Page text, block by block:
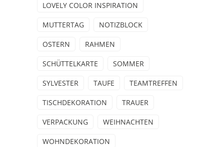
LOVELY COLOR INSPIRATION
MUTTERTAG NOTIZBLOCK
OSTERN RAHMEN
SCHÜTTELKARTE SOMMER
SYLVESTER TAUFE TEAMTREFFEN
TISCHDEKORATION TRAUER
VERPACKUNG WEIHNACHTEN
WOHNDEKORATION